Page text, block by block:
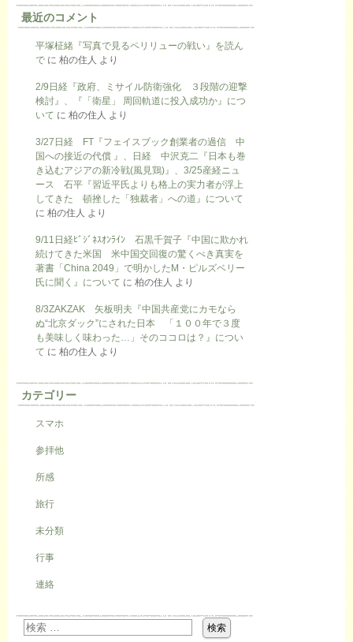
最近のコメント
平塚柾緒『写真で見るペリリューの戦い』を読ん
で に 柏の住人 より
2/9日経『政府、ミサイル防衛強化 ３段階の迎撃
検討』、『「衛星」 周回軌道に投入成功か』につ
いて に 柏の住人 より
3/27日経 FT『フェイスブック創業者の過信 中
国への接近の代償 』、日経 中沢克二『日本も巻
き込むアジアの新冷戦(風見鶏)』、3/25産経ニュ
ース 石平『習近平氏よりも格上の実力者が浮上
してきた 頓挫した「独裁者」への道』について
に 柏の住人 より
9/11日経ﾋﾞｼﾞﾈｽｵﾝﾗｲﾝ 石黒千賀子『中国に欺かれ
続けてきた米国 米中国交回復の驚くべき真実を
著書「China 2049」で明かしたM・ピルズベリー
氏に聞く』について に 柏の住人 より
8/3ZAKZAK 矢板明夫『中国共産党にカモなら
ぬ“北京ダック”にされた日本 「１００年で３度
も美味しく味わった…」そのココロは？』につい
て に 柏の住人 より
カテゴリー
スマホ
参拝他
所感
旅行
未分類
行事
連絡